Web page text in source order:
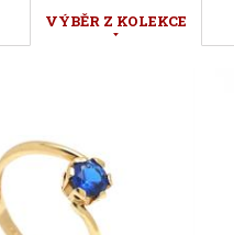
VÝBĚR Z KOLEKCE